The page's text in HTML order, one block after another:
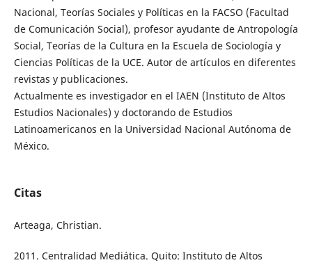
Nacional, Teorías Sociales y Políticas en la FACSO (Facultad
de Comunicación Social), profesor ayudante de Antropología
Social, Teorías de la Cultura en la Escuela de Sociología y
Ciencias Políticas de la UCE. Autor de artículos en diferentes
revistas y publicaciones.
Actualmente es investigador en el IAEN (Instituto de Altos
Estudios Nacionales) y doctorando de Estudios
Latinoamericanos en la Universidad Nacional Autónoma de
México.
Citas
Arteaga, Christian.
2011. Centralidad Mediática. Quito: Instituto de Altos